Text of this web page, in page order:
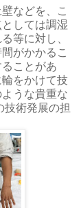
などを、こ
しては調湿
等に対し、
がかかるこ
ことがあ
をかけて技
うな貴重な
技術発展の担